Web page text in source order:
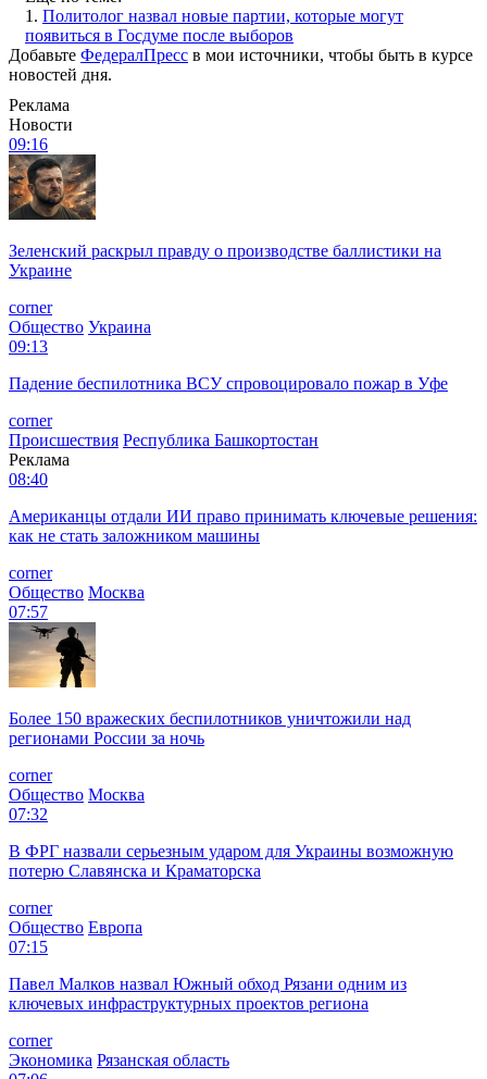
1. Политолог назвал новые партии, которые могут
появиться в Госдуме после выборов
Добавьте ФедералПресс в мои источники, чтобы быть в курсе
новостей дня.
Реклама
Новости
09:16
Зеленский раскрыл правду о производстве баллистики на
Украине
corner
Общество Украина
09:13
Падение беспилотника ВСУ спровоцировало пожар в Уфе
corner
Происшествия Республика Башкортостан
Реклама
08:40
Американцы отдали ИИ право принимать ключевые решения:
как не стать заложником машины
corner
Общество Москва
07:57
Более 150 вражеских беспилотников уничтожили над
регионами России за ночь
corner
Общество Москва
07:32
В ФРГ назвали серьезным ударом для Украины возможную
потерю Славянска и Краматорска
corner
Общество Европа
07:15
Павел Малков назвал Южный обход Рязани одним из
ключевых инфраструктурных проектов региона
corner
Экономика Рязанская область